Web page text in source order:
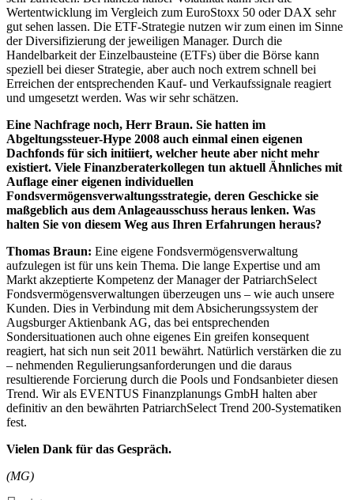
Wertentwicklung im Vergleich zum EuroStoxx 50 oder DAX sehr
gut sehen lassen. Die ETF-Strategie nutzen wir zum einen im Sinne
der Diversifizierung der jeweiligen Manager. Durch die
Handelbarkeit der Einzelbausteine (ETFs) über die Börse kann
speziell bei dieser Strategie, aber auch noch extrem schnell bei
Erreichen der entsprechenden Kauf- und Verkaufssignale reagiert
und umgesetzt werden. Was wir sehr schätzen.
Eine Nachfrage noch, Herr Braun. Sie hatten im
Abgeltungssteuer-Hype 2008 auch einmal einen eigenen
Dachfonds für sich initiiert, welcher heute aber nicht mehr
existiert. Viele Finanzberaterkollegen tun aktuell Ähnliches mit
Auflage einer eigenen individuellen
Fondsvermögensverwaltungsstrategie, deren Geschicke sie
maßgeblich aus dem Anlageausschuss heraus lenken. Was
halten Sie von diesem Weg aus Ihren Erfahrungen heraus?
Thomas Braun: Eine eigene Fondsvermögensverwaltung
aufzulegen ist für uns kein Thema. Die lange Expertise und am
Markt akzeptierte Kompetenz der Manager der PatriarchSelect
Fondsvermögensverwaltungen überzeugen uns – wie auch unsere
Kunden. Dies in Verbindung mit dem Absicherungssystem der
Augsburger Aktienbank AG, das bei entsprechenden
Sondersituationen auch ohne eigenes Ein greifen konsequent
reagiert, hat sich nun seit 2011 bewährt. Natürlich verstärken die zu
– nehmenden Regulierungsanforderungen und die daraus
resultierende Forcierung durch die Pools und Fondsanbieter diesen
Trend. Wir als EVENTUS Finanzplanungs GmbH halten aber
definitiv an den bewährten PatriarchSelect Trend 200-Systematiken
fest.
Vielen Dank für das Gespräch.
(MG)